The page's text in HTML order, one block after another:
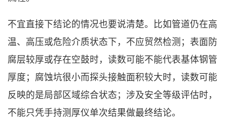
不宜直接下结论的情况也要说清楚。比如管道仍在高
温、高压或危险介质状态下，不应贸然检测；表面防
腐层较厚或存在空鼓时，读数可能不能代表基体钢管
厚度；腐蚀坑很小而探头接触面积较大时，读数可能
反映的是局部区域综合状态；涉及安全等级评估时，
不能只凭手持测厚仪单次结果做最终结论。